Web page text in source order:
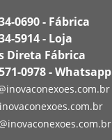
0690 - Fábrica
5914 - Loja
Direta Fábrica
0978 - Whatsapp